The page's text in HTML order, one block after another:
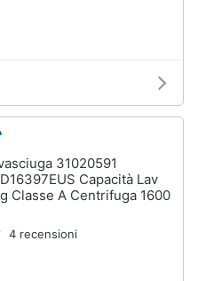
31020591
Capacità Lav
Classe A Centrifuga 1600
4 recensioni